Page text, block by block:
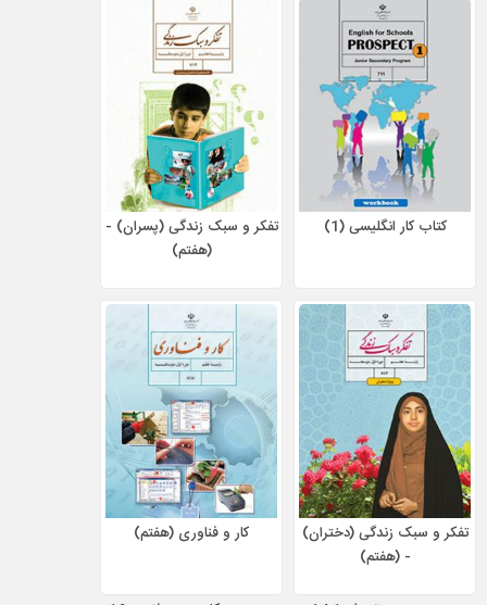
کتاب کار انگلیسی (1)
تفکر و سبک زندگی (پسران) -
(هفتم)
تفکر و سبک زندگی (دختران)
- (هفتم)
کار و فناوری (هفتم)